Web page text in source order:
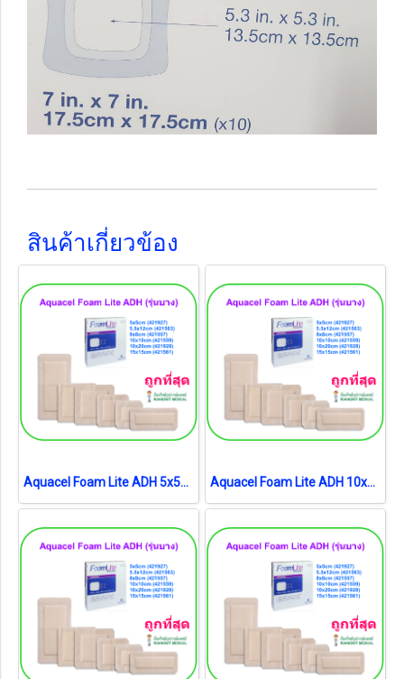
สินค้าเกี่ยวข้อง
Aquacel Foam Lite ADH 5x5cm (421927) (1 แผ่น) Aquacel Foam Lite ADH 10x10cm (421559) (1 แผ่น)